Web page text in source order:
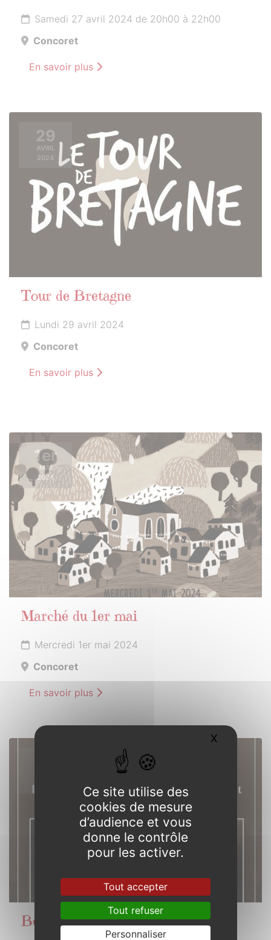
Samedi 27 avril 2024 de 20h00 à 22h00
Concoret
En savoir plus
29
AVRIL
2024
Tour de Bretagne
Lundi 29 avril 2024
Concoret
En savoir plus
1er
MAI
2024
Marché du 1er mai
Mercredi 1er mai 2024
Concoret
En savoir plus
Beltaine en Brocéliande
Ce site utilise des
cookies de mesure
d’audience et vous
donne le contrôle
pour les activer.
Tout accepter
Tout refuser
Personnaliser
X Masquer